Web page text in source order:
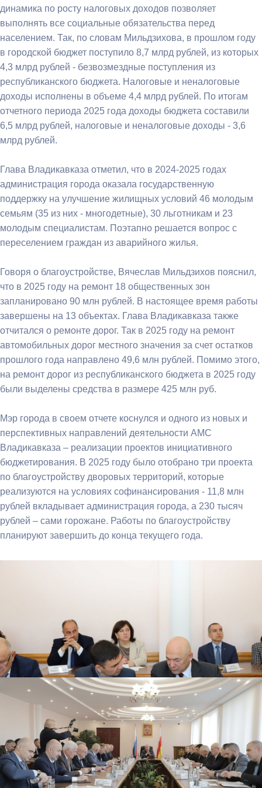
динамика по росту налоговых доходов позволяет
выполнять все социальные обязательства перед
населением. Так, по словам Мильдзихова, в прошлом году
в городской бюджет поступило 8,7 млрд рублей, из которых
4,3 млрд рублей - безвозмездные поступления из
республиканского бюджета. Налоговые и неналоговые
доходы исполнены в объеме 4,4 млрд рублей. По итогам
отчетного периода 2025 года доходы бюджета составили
6,5 млрд рублей, налоговые и неналоговые доходы - 3,6
млрд рублей.
Глава Владикавказа отметил, что в 2024-2025 годах
администрация города оказала государственную
поддержку на улучшение жилищных условий 46 молодым
семьям (35 из них - многодетные), 30 льготникам и 23
молодым специалистам. Поэтапно решается вопрос с
переселением граждан из аварийного жилья.
Говоря о благоустройстве, Вячеслав Мильдзихов пояснил,
что в 2025 году на ремонт 18 общественных зон
запланировано 90 млн рублей. В настоящее время работы
завершены на 13 объектах. Глава Владикавказа также
отчитался о ремонте дорог. Так в 2025 году на ремонт
автомобильных дорог местного значения за счет остатков
прошлого года направлено 49,6 млн рублей. Помимо этого,
на ремонт дорог из республиканского бюджета в 2025 году
были выделены средства в размере 425 млн руб.
Мэр города в своем отчете коснулся и одного из новых и
перспективных направлений деятельности АМС
Владикавказа – реализации проектов инициативного
бюджетирования. В 2025 году было отобрано три проекта
по благоустройству дворовых территорий, которые
реализуются на условиях софинансирования - 11,8 млн
рублей вкладывает администрация города, а 230 тысяч
рублей – сами горожане. Работы по благоустройству
планируют завершить до конца текущего года.